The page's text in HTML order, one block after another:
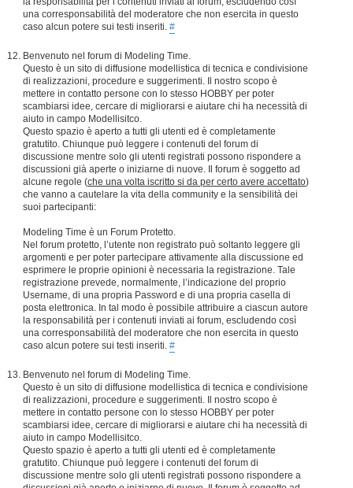
una corresponsabilità del moderatore che non esercita in questo
caso alcun potere sui testi inseriti. #
Benvenuto nel forum di Modeling Time.
Questo è un sito di diffusione modellistica di tecnica e condivisione
di realizzazioni, procedure e suggerimenti. Il nostro scopo è
mettere in contatto persone con lo stesso HOBBY per poter
scambiarsi idee, cercare di migliorarsi e aiutare chi ha necessità di
aiuto in campo Modellisitco.
Questo spazio è aperto a tutti gli utenti ed è completamente
gratutito. Chiunque può leggere i contenuti del forum di
discussione mentre solo gli utenti registrati possono rispondere a
discussioni già aperte o iniziarne di nuove. Il forum è soggetto ad
alcune regole (che una volta iscritto si da per certo avere accettato)
che vanno a cautelare la vita della community e la sensibilità dei
suoi partecipanti:
Modeling Time è un Forum Protetto.
Nel forum protetto, l’utente non registrato può soltanto leggere gli
argomenti e per poter partecipare attivamente alla discussione ed
esprimere le proprie opinioni è necessaria la registrazione. Tale
registrazione prevede, normalmente, l’indicazione del proprio
Username, di una propria Password e di una propria casella di
posta elettronica. In tal modo è possibile attribuire a ciascun autore
la responsabilità per i contenuti inviati ai forum, escludendo così
una corresponsabilità del moderatore che non esercita in questo
caso alcun potere sui testi inseriti. #
Benvenuto nel forum di Modeling Time.
Questo è un sito di diffusione modellistica di tecnica e condivisione
di realizzazioni, procedure e suggerimenti. Il nostro scopo è
mettere in contatto persone con lo stesso HOBBY per poter
scambiarsi idee, cercare di migliorarsi e aiutare chi ha necessità di
aiuto in campo Modellisitco.
Questo spazio è aperto a tutti gli utenti ed è completamente
gratutito. Chiunque può leggere i contenuti del forum di
discussione mentre solo gli utenti registrati possono rispondere a